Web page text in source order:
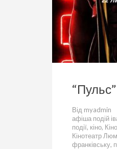
Від myadmin
афіша подій
події, кіно,
Кінотеатр
франківську,